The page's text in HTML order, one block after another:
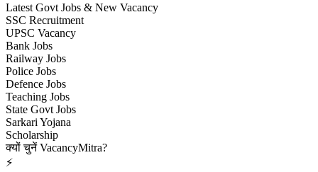
Latest Govt Jobs & New Vacancy
SSC Recruitment
UPSC Vacancy
Bank Jobs
Railway Jobs
Police Jobs
Defence Jobs
Teaching Jobs
State Govt Jobs
Sarkari Yojana
Scholarship
क्यों चुनें VacancyMitra?
⚡